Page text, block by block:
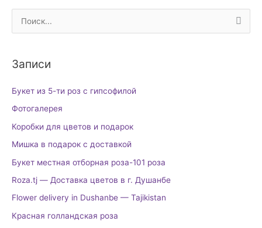
с
к
Записи
Букет из 5-ти роз с гипсофилой
Фотогалерея
Коробки для цветов и подарок
Мишка в подарок с доставкой
Букет местная отборная роза-101 роза
Roza.tj — Доставка цветов в г. Душанбе
Flower delivery in Dushanbe — Tajikistan
Красная голландская роза